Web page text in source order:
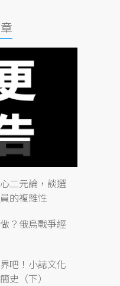
二元論，談選
的複雜性
？俄烏戰爭經
吧！小誌文化
史（下）